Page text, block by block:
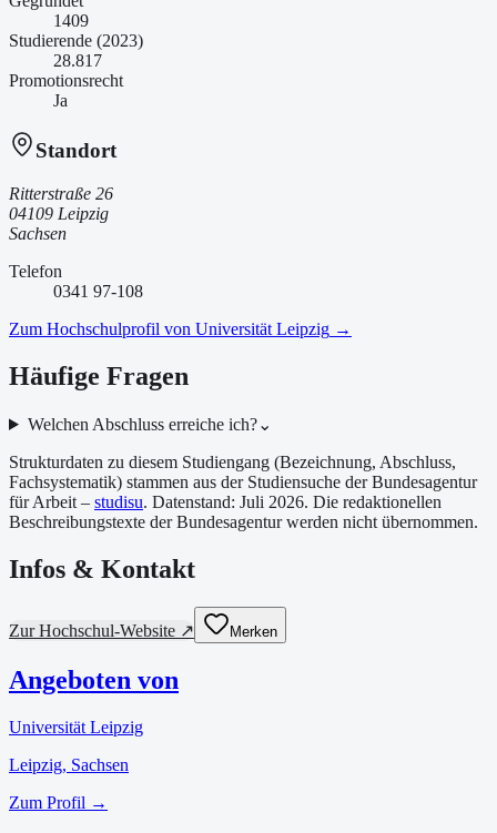
1409
Studierende (2023)
28.817
Promotionsrecht
Ja
Standort
Ritterstraße 26
04109 Leipzig
Sachsen
Telefon
0341 97-108
Zum Hochschulprofil von Universität Leipzig →
Häufige Fragen
Welchen Abschluss erreiche ich?⌄
Strukturdaten zu diesem Studiengang (Bezeichnung, Abschluss,
Fachsystematik) stammen aus der Studiensuche der Bundesagentur
für Arbeit – studisu. Datenstand: Juli 2026. Die redaktionellen
Beschreibungstexte der Bundesagentur werden nicht übernommen.
Infos & Kontakt
Zur Hochschul-Website ↗ Merken
Angeboten von
Universität Leipzig
Leipzig, Sachsen
Zum Profil →